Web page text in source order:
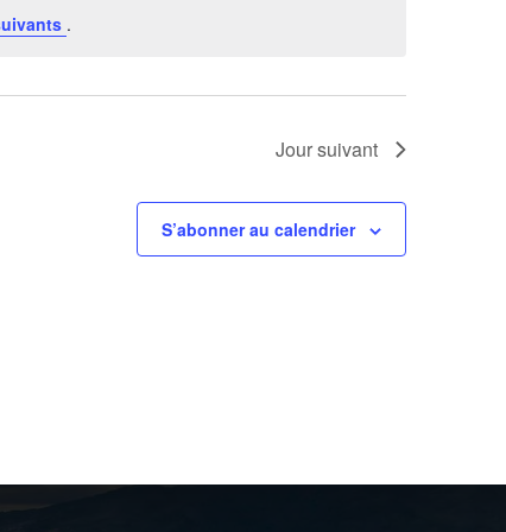
.
Jour suivant
S’abonner au calendrier